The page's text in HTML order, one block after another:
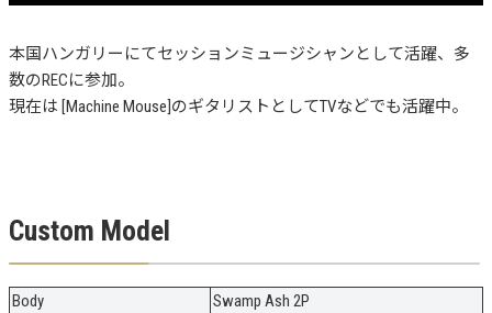
本国ハンガリーにてセッションミュージシャンとして活躍、多
数のRECに参加。
現在は [Machine Mouse]のギタリストとしてTVなどでも活躍中。
Custom Model
Body
Swamp Ash 2P